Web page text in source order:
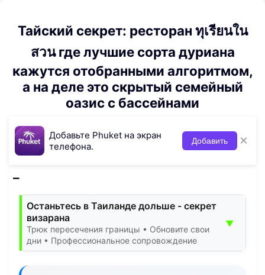
Тайский секрет: ресторан ทุเรียนใน
สวน где лучшие сорта дуриана
кажутся отобранными алгоритмом,
а на деле это скрытый семейный
оазис с бассейнами
Добавьте Phuket на экран
телефона.
Добавить ×
Останьтесь в Таиланде дольше - секрет
визарана
Трюк пересечения границы • Обновите свои
дни • Профессиональное сопровождение
▼